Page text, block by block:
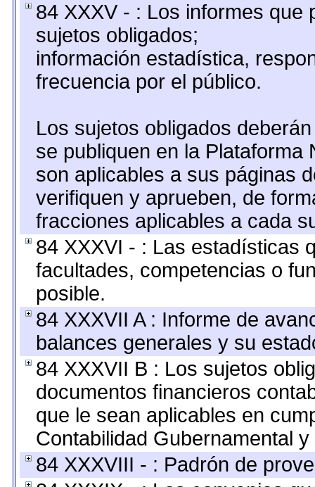
84 XXXV - : Los informes que
sujetos obligados;
información estadística,
frecuencia por el público.
Los sujetos obligados
se publiquen en la
son aplicables a sus páginas
verifiquen y aprueben, de
fracciones aplicables a cada
84 XXXVI - : Las estadísticas
facultades, competencias o
posible.
84 XXXVII A : Informe de
balances generales y su
84 XXXVII B : Los sujetos
documentos financieros
que le sean aplicables en
Contabilidad Gubernamental
84 XXXVIII - : Padrón de